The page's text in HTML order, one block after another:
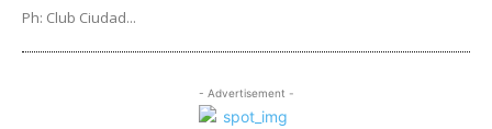
Ph: Club Ciudad...
- Advertisement -